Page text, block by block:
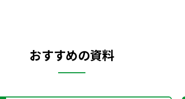
おすすめの資料